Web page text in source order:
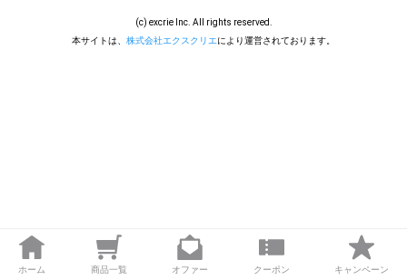
(c) excrie Inc. All rights reserved.
本サイトは、 株式会社エクスクリエにより運営されております。
ホーム 商品一覧 オファー クーポン キャンペーン